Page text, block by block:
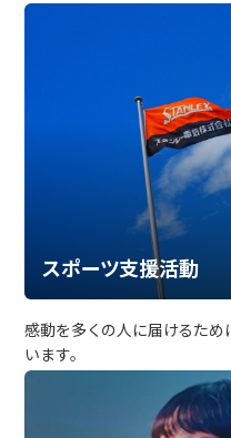
スポーツ支援活動
感動を多くの人に届けるた
います。